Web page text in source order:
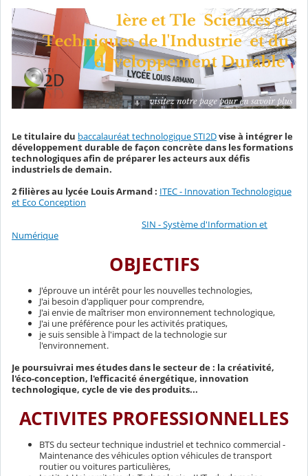
Le titulaire du baccalauréat technologique STI2Dvise à intégrer le
développement durable de façon concrète dans les formations
technologiques afin de préparer les acteurs aux défis
industriels de demain.
2 filières au lycée Louis Armand : ITEC - Innovation Technologique
et Eco Conception
SIN - Système d'Information et
Numérique
OBJECTIFS
J'éprouve un intérêt pour les nouvelles technologies,
J'ai besoin d'appliquer pour comprendre,
J'ai envie de maîtriser mon environnement technologique,
J'ai une préférence pour les activités pratiques,
je suis sensible à l'impact de la technologie sur
l'environnement.
Je poursuivrai mes études dans le secteur de : la créativité,
l'éco-conception, l'efficacité énergétique, innovation
technologique, cycle de vie des produits...
ACTIVITES PROFESSIONNELLES
BTS du secteur technique industriel et technico commercial -
Maintenance des véhicules option véhicules de transport
routier ou voitures particulières,